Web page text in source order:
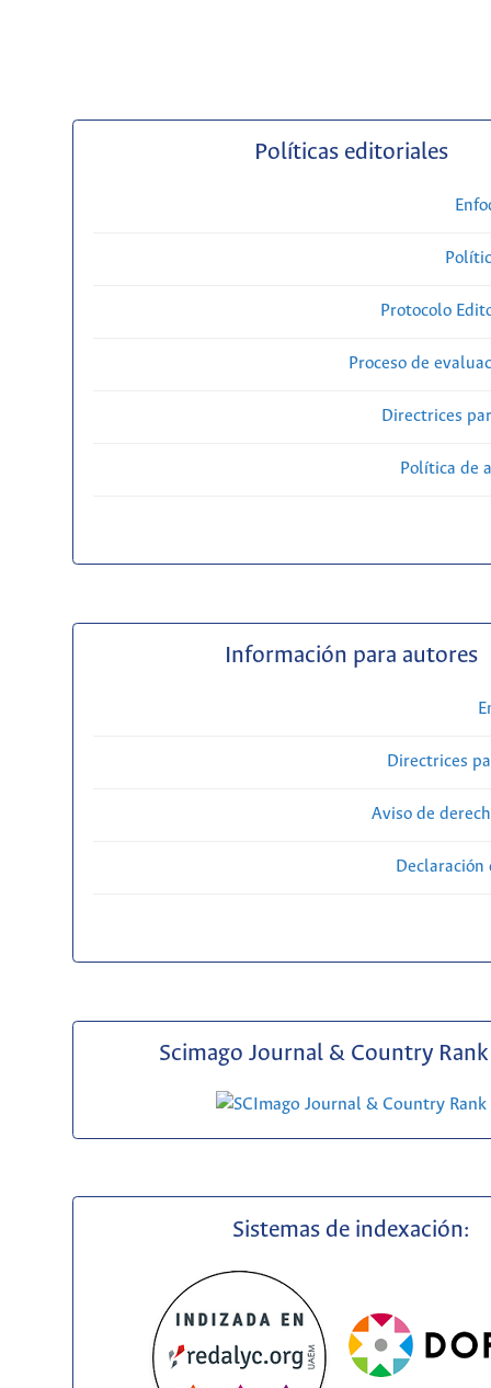
Políticas editoriales
Protocolo
Proceso de
Directrices
Política de
Información para autores
Directrices
Aviso de
Scimago Journal & Country Rank
Sistemas de indexación: